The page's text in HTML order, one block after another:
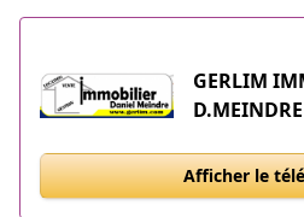
GERLIM
D.MEINDRE
Afficher le